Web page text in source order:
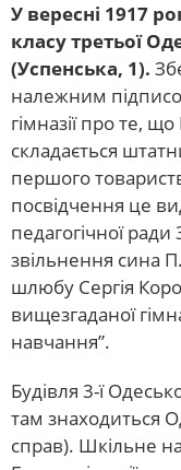
У вересні 1917
класу третьої
(Успенська, 1).
належним
гімназії про те,
складається
першого
посвідчення це
педагогічної ради
звільнення сина
шлюбу Сергія
вищезгаданої
навчання”.
Будівля 3-ї
там знаходиться
справ). Шкільне